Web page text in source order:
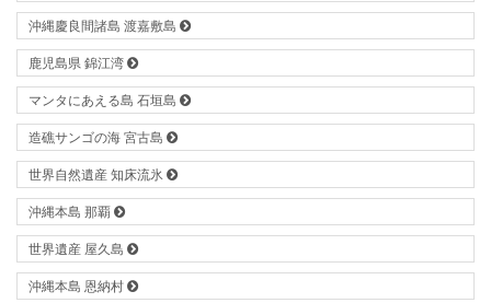
沖縄慶良間諸島 渡嘉敷島
鹿児島県 錦江湾
マンタにあえる島 石垣島
造礁サンゴの海 宮古島
世界自然遺産 知床流氷
沖縄本島 那覇
世界遺産 屋久島
沖縄本島 恩納村